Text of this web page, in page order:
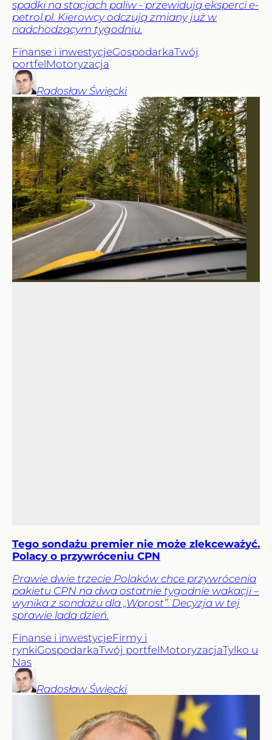
spadki na stacjach paliw - przewidują eksperci e-
petrol.pl. Kierowcy odczują zmiany już w
nadchodzącym tygodniu.
Finanse i inwestycjeGospodarkaTwój
portfelMotoryzacja
Radosław Święcki
Tego sondażu premier nie może zlekceważyć.
Polacy o przywróceniu CPN
Prawie dwie trzecie Polaków chce przywrócenia
pakietu CPN na dwa ostatnie tygodnie wakacji –
wynika z sondażu dla „Wprost”. Decyzja w tej
sprawie lada dzień.
Finanse i inwestycjeFirmy i
rynkiGospodarkaTwój portfelMotoryzacjaTylko u
Nas
Radosław Święcki